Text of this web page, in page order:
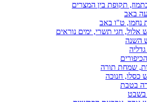
תקופת בין המצרים
באב
נחמו, ט"ו באב
אלול, חגי תשרי, ימים נוראים
השנה
שמחת תורה
כסלו, חנוכה
בטבת
בשבט